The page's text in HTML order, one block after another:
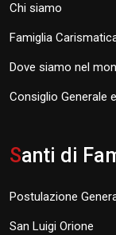
Chi siamo
Famiglia
Dove siamo nel
Consiglio Generale
Santi di
Postulazione
San Luigi Orione